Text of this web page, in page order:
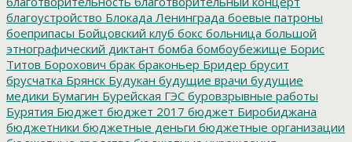
благоустройство Блокада Ленинграда боевые патроны
боеприпасы Бойцовский клуб бокс больница большой
этнографический диктант бомба бомбоубежище Борис
Титов Борохович брак браконьер Бридер брусит
брусчатка Брянск Будукан будущие врачи будущие
медики Бумагин Бурейская ГЭС буровзрывные работы
Бурятия Бюджет бюджет 2017 бюджет Биробиджана
бюджетники бюджетные деньги бюджетные организации